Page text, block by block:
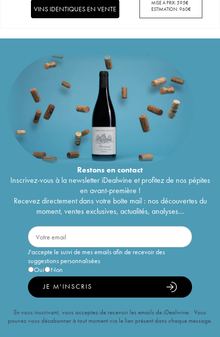
MISE À PRIX:595€
ESTIMATION:960€
VINS IDENTIQUES EN VENTE
Restons encontact
Inscrivez-vous à la newsletter iDealwine et profitez de nos pépites
en avant-première !
Recevez directement dans votre boîte mail : nos découvertes du
moment, ventes exclusives, actualités, analyses...
J'accepte le suivi de mes emails afin de recevoir des
suggestions personnalisées
Oui
Non
JE M'INSCRIS
En vous inscrivant, vous acceptez de recevoir les emails de iDealwine. Vous
pouvez vous désabonner à tout moment via le lien présent dans chaque message.